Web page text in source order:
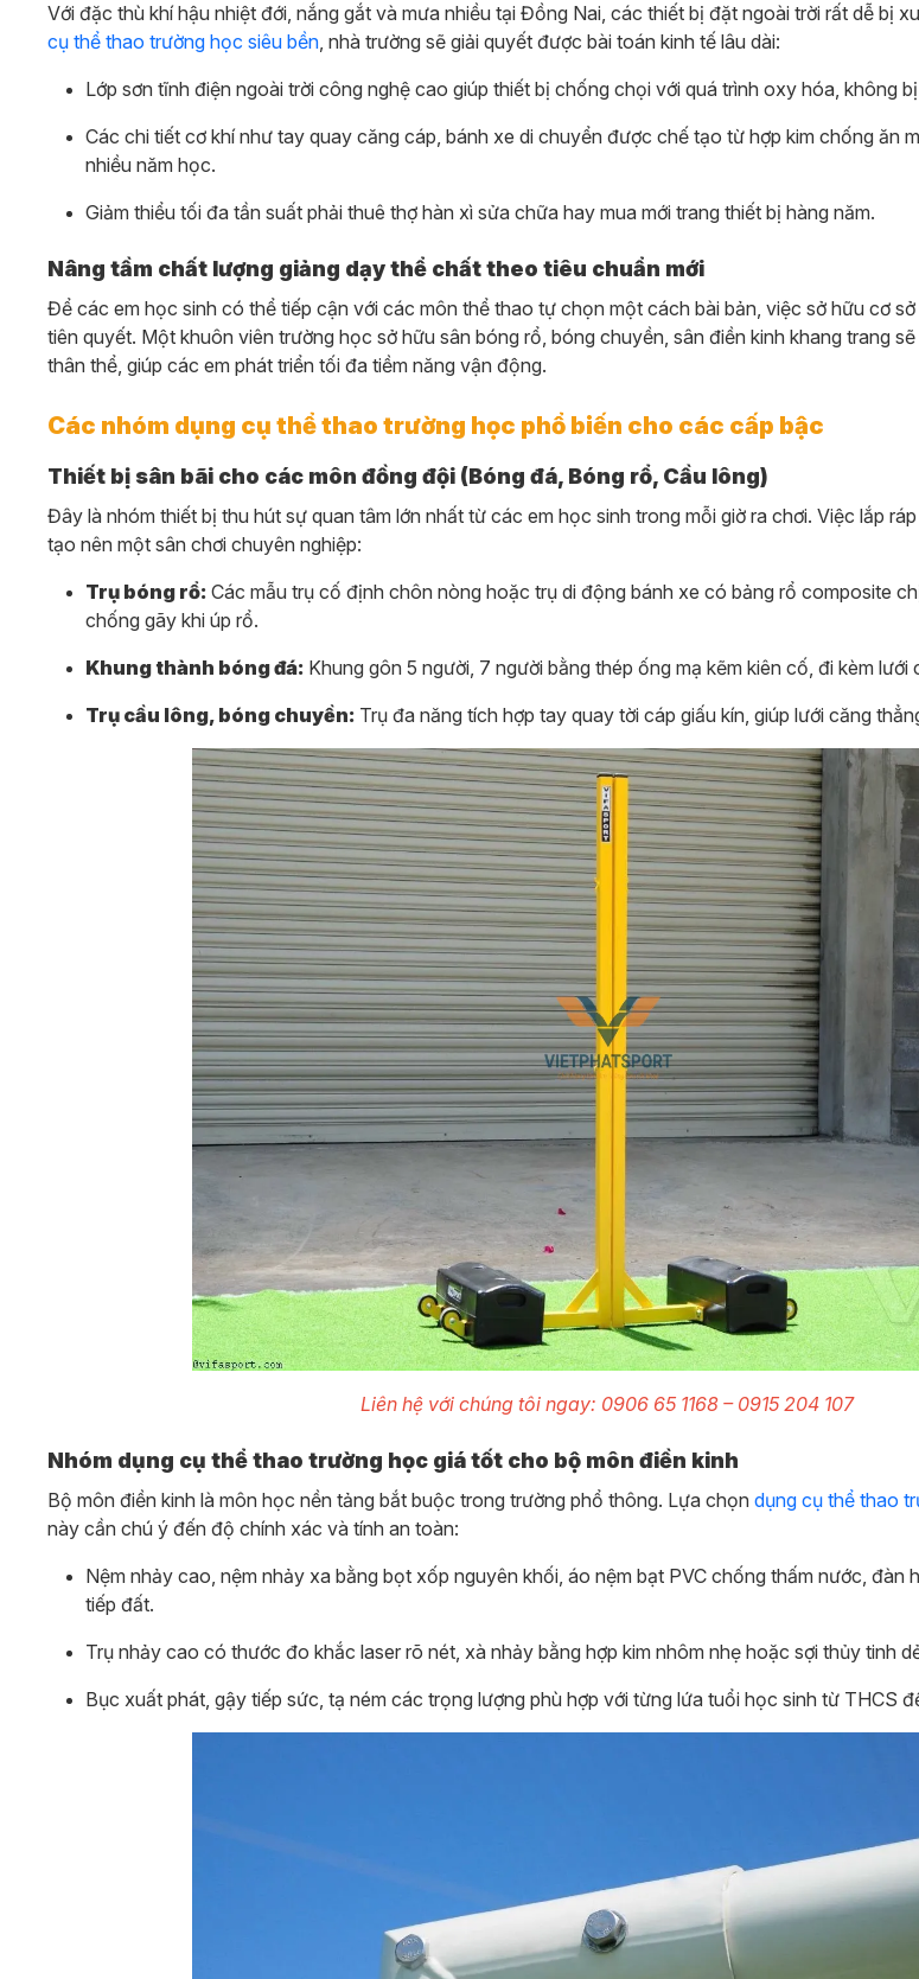
Với đặc thù khí hậu nhiệt đới, nắng gắt và mưa nhiều tại Đồng Nai, các thiết bị đặt ngoài trời rất dễ bị
cụ thể thao trường học siêu bền, nhà trường sẽ giải quyết được bài toán kinh tế lâu dài:
Lớp sơn tĩnh điện ngoài trời công nghệ cao giúp thiết bị chống chọi với quá trình oxy hóa, không
Các chi tiết cơ khí như tay quay căng cáp, bánh xe di chuyển được chế tạo từ hợp kim chống ăn
nhiều năm học.
Giảm thiểu tối đa tần suất phải thuê thợ hàn xì sửa chữa hay mua mới trang thiết bị hàng năm.
Nâng tầm chất lượng giảng dạy thể chất theo tiêu chuẩn mới
Để các em học sinh có thể tiếp cận với các môn thể thao tự chọn một cách bài bản, việc sở hữu cơ
tiên quyết. Một khuôn viên trường học sở hữu sân bóng rổ, bóng chuyền, sân điền kinh khang trang
thân thể, giúp các em phát triển tối đa tiềm năng vận động.
Các nhóm dụng cụ thể thao trường học phổ biến cho các cấp bậc
Thiết bị sân bãi cho các môn đồng đội (Bóng đá, Bóng rổ, Cầu lông)
Đây là nhóm thiết bị thu hút sự quan tâm lớn nhất từ các em học sinh trong mỗi giờ ra chơi. Việc lắp
tạo nên một sân chơi chuyên nghiệp:
Trụ bóng rổ: Các mẫu trụ cố định chôn nòng hoặc trụ di động bánh xe có bảng rổ composite
chống gãy khi úp rổ.
Khung thành bóng đá: Khung gôn 5 người, 7 người bằng thép ống mạ kẽm kiên cố, đi kèm
Trụ cầu lông, bóng chuyền: Trụ đa năng tích hợp tay quay tời cáp giấu kín, giúp lưới căng
Liên hệ với chúng tôi ngay: 0906 65 1168 – 0915 204 107
Nhóm dụng cụ thể thao trường học giá tốt cho bộ môn điền kinh
Bộ môn điền kinh là môn học nền tảng bắt buộc trong trường phổ thông. Lựa chọn dụng cụ thể thao
này cần chú ý đến độ chính xác và tính an toàn:
Nệm nhảy cao, nệm nhảy xa bằng bọt xốp nguyên khối, áo nệm bạt PVC chống thấm nước, đàn
tiếp đất.
Trụ nhảy cao có thước đo khắc laser rõ nét, xà nhảy bằng hợp kim nhôm nhẹ hoặc sợi thủy tinh
Bục xuất phát, gậy tiếp sức, tạ ném các trọng lượng phù hợp với từng lứa tuổi học sinh từ THCS